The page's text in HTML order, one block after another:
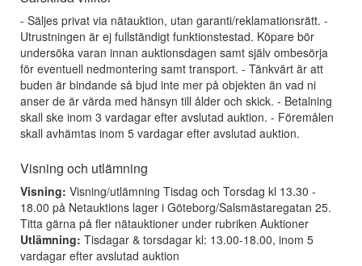
- Säljes privat via nätauktion, utan garanti/reklamationsrätt. -
Utrustningen är ej fullständigt funktionstestad. Köpare bör
undersöka varan innan auktionsdagen samt själv ombesörja
för eventuell nedmontering samt transport. - Tänkvärt är att
buden är bindande så bjud inte mer på objekten än vad ni
anser de är värda med hänsyn till ålder och skick. - Betalning
skall ske inom 3 vardagar efter avslutad auktion. - Föremålen
skall avhämtas inom 5 vardagar efter avslutad auktion.
Visning och utlämning
Visning: Visning/utlämning Tisdag och Torsdag kl 13.30 -
18.00 på Netauktions lager i Göteborg/Salsmästaregatan 25.
Titta gärna på fler nätauktioner under rubriken Auktioner
Utlämning: Tisdagar & torsdagar kl: 13.00-18.00, inom 5
vardagar efter avslutad auktion